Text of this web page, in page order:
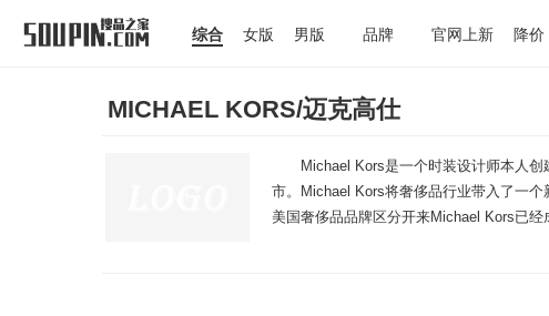
综合 女版 男版 品牌 官网上新 降价
MICHAEL KORS/迈克高仕
Michael Kors是一个时装设计师本人
市。Michael Kors将奢侈品行业带入了一
美国奢侈品品牌区分开来Michael Kors已